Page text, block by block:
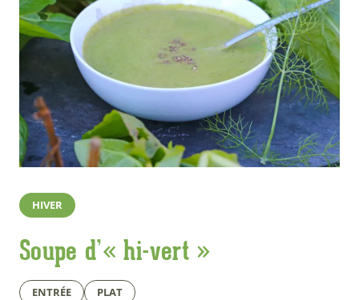
HIVER
Soupe d’« hi-vert »
ENTRÉE PLAT